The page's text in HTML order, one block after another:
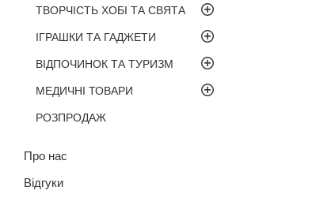
ТВОРЧІСТЬ ХОБІ ТА СВЯТА
ІГРАШКИ ТА ГАДЖЕТИ
ВІДПОЧИНОК ТА ТУРИЗМ
МЕДИЧНІ ТОВАРИ
РОЗПРОДАЖ
Про нас
Відгуки